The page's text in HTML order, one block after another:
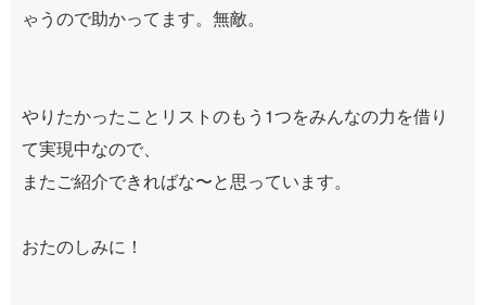
ゃうので助かってます。無敵。
やりたかったことリストのもう1つをみんなの力を借り
て実現中なので、
またご紹介できればな〜と思っています。
おたのしみに！